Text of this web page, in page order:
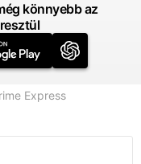
könnyebb az
Express